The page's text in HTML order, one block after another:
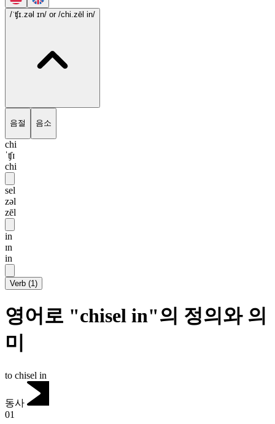
/ˈʧɪ.zəl ɪn/ or /chi.zēl in/
음절 음소
chi
ˈʧɪ
chi
sel
zəl
zēl
in
ɪn
in
Verb (1)
영어로 "chisel in"의 정의와 의
미
to chisel in
동사
01